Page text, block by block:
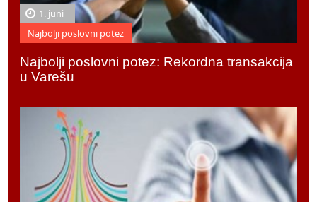
1. juni
Najbolji poslovni potez
Najbolji poslovni potez: Rekordna transakcija
u Varešu